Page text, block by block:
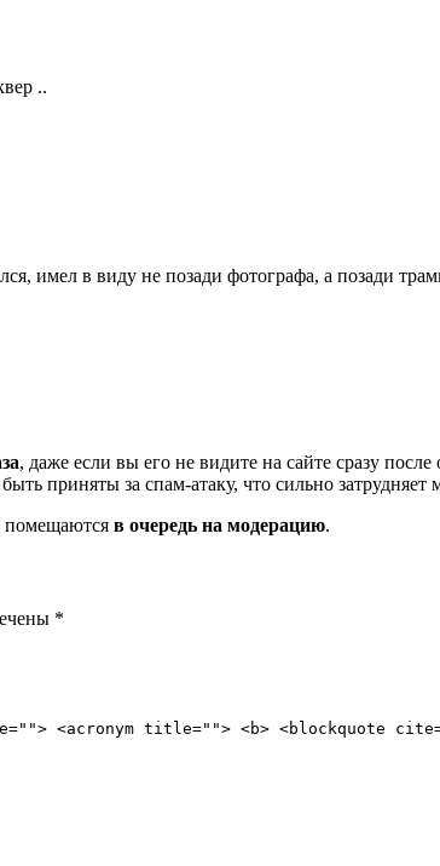
..
имел в виду не позади фотографа, а позади
, даже если вы его не видите на сайте сразу
приняты за спам-атаку, что сильно затрудняет
помещаются в очередь на модерацию.
*
<acronym title=""> <b> <blockquote